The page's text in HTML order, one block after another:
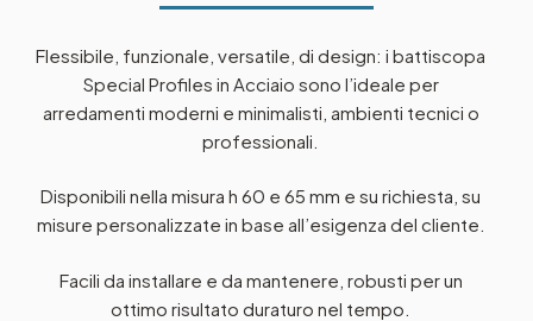
Flessibile, funzionale, versatile, di design: i battiscopa
Special Profiles in Acciaio sono l’ideale per
arredamenti moderni e minimalisti, ambienti tecnici o
professionali.
Disponibili nella misura h 60 e 65 mm e su richiesta, su
misure personalizzate in base all’esigenza del cliente.
Facili da installare e da mantenere, robusti per un
ottimo risultato duraturo nel tempo.